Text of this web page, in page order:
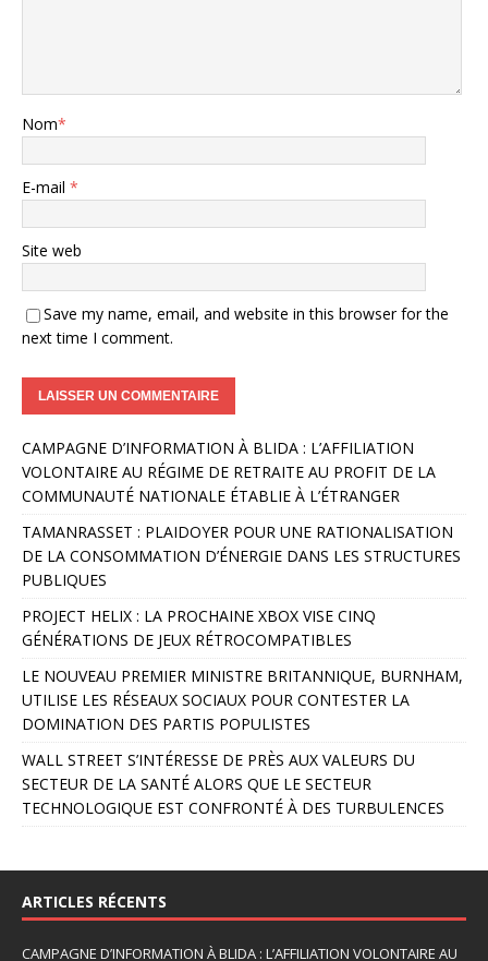
Nom*
E-mail *
Site web
Save my name, email, and website in this browser for the
next time I comment.
l
t
e
r
n
a
t
i
v
e
:
CAMPAGNE D’INFORMATION À BLIDA : L’AFFILIATION
VOLONTAIRE AU RÉGIME DE RETRAITE AU PROFIT DE LA
COMMUNAUTÉ NATIONALE ÉTABLIE À L’ÉTRANGER
TAMANRASSET : PLAIDOYER POUR UNE RATIONALISATION
DE LA CONSOMMATION D’ÉNERGIE DANS LES STRUCTURES
PUBLIQUES
PROJECT HELIX : LA PROCHAINE XBOX VISE CINQ
GÉNÉRATIONS DE JEUX RÉTROCOMPATIBLES
LE NOUVEAU PREMIER MINISTRE BRITANNIQUE, BURNHAM,
UTILISE LES RÉSEAUX SOCIAUX POUR CONTESTER LA
DOMINATION DES PARTIS POPULISTES
WALL STREET S’INTÉRESSE DE PRÈS AUX VALEURS DU
SECTEUR DE LA SANTÉ ALORS QUE LE SECTEUR
TECHNOLOGIQUE EST CONFRONTÉ À DES TURBULENCES
ARTICLES RÉCENTS
CAMPAGNE D’INFORMATION À BLIDA : L’AFFILIATION VOLONTAIRE AU